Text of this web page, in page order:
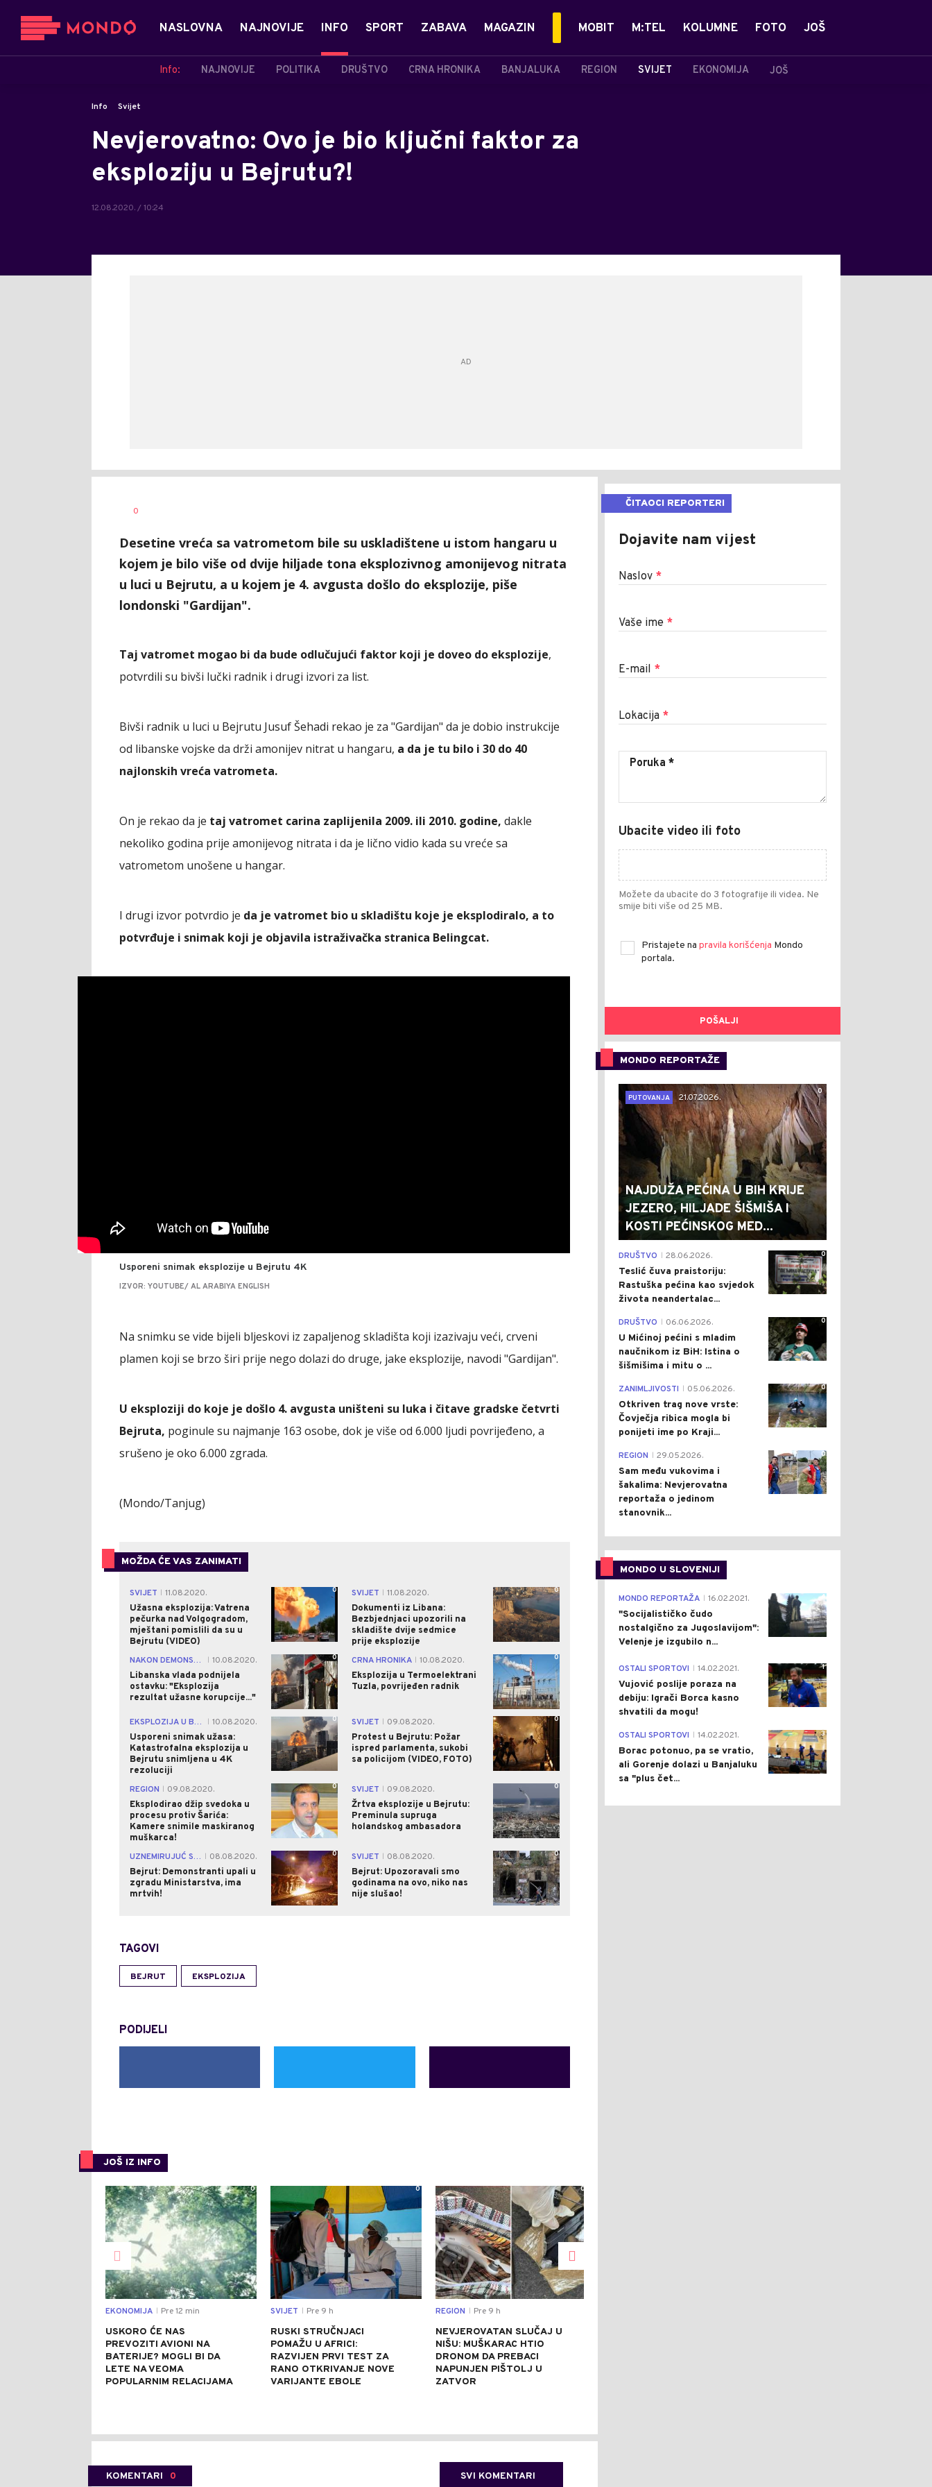
NASLOVNA NAJNOVIJE INFO
Info: NAJNOVIJE POLITIKA DRUŠTVO CRNA HRONIKA BANJALUKA REGION SVIJET EKONOMIJA JOŠ
SPORT ZABAVA MAGAZIN MOBIT M:TEL KOLUMNE FOTO JOŠ
Info Svijet
Nevjerovatno: Ovo je bio ključni faktor za
eksploziju u Bejrutu?!
12.08.2020. / 10:24
AUTOR
0
Desetine vreća sa vatrometom bile su uskladištene u istom hangaru u
kojem je bilo više od dvije hiljade tona eksplozivnog amonijevog nitrata
u luci u Bejrutu, a u kojem je 4. avgusta došlo do eksplozije, piše
londonski "Gardijan".
Taj vatromet mogao bi da bude odlučujući faktor koji je doveo do eksplozije,
potvrdili su bivši lučki radnik i drugi izvori za list.
Bivši radnik u luci u Bejrutu Jusuf Šehadi rekao je za "Gardijan" da je dobio instrukcije
od libanske vojske da drži amonijev nitrat u hangaru, a da je tu bilo i 30 do 40
najlonskih vreća vatrometa.
On je rekao da je taj vatromet carina zaplijenila 2009. ili 2010. godine, dakle
nekoliko godina prije amonijevog nitrata i da je lično vidio kada su vreće sa
vatrometom unošene u hangar.
I drugi izvor potvrdio je da je vatromet bio u skladištu koje je eksplodiralo, a to
potvrđuje i snimak koji je objavila istraživačka stranica Belingcat.
Usporeni snimak eksplozije u Bejrutu 4K
IZVOR: YOUTUBE/ AL ARABIYA ENGLISH
Na snimku se vide bijeli bljeskovi iz zapaljenog skladišta koji izazivaju veći, crveni
plamen koji se brzo širi prije nego dolazi do druge, jake eksplozije, navodi "Gardijan".
U eksploziji do koje je došlo 4. avgusta uništeni su luka i čitave gradske četvrti
Bejruta, poginule su najmanje 163 osobe, dok je više od 6.000 ljudi povrijeđeno, a
srušeno je oko 6.000 zgrada.
(Mondo/Tanjug)
MOŽDA ĆE VAS ZANIMATI
SVIJET
11.08.2020.
Užasna eksplozija: Vatrena
pečurka nad Volgogradom,
mještani pomislili da su u
Bejrutu (VIDEO)
0 SVIJET
11.08.2020.
Dokumenti iz Libana:
Bezbjednjaci upozorili na
skladište dvije sedmice
prije eksplozije
0
NAKON DEMONSTRACIJA
10.08.2020.
Libanska vlada podnijela
ostavku: "Eksplozija
rezultat užasne korupcije..."
0 CRNA HRONIKA
10.08.2020.
Eksplozija u Termoelektrani
Tuzla, povrijeđen radnik
0
EKSPLOZIJA U BEJRUTU
10.08.2020.
Usporeni snimak užasa:
Katastrofalna eksplozija u
Bejrutu snimljena u 4K
rezoluciji
0 SVIJET
09.08.2020.
Protest u Bejrutu: Požar
ispred parlamenta, sukobi
sa policijom (VIDEO, FOTO)
0
REGION
09.08.2020.
Eksplodirao džip svedoka u
procesu protiv Šarića:
Kamere snimile maskiranog
muškarca!
0 SVIJET
09.08.2020.
Žrtva eksplozije u Bejrutu:
Preminula supruga
holandskog ambasadora
0
UZNEMIRUJUĆ SADRŽAJ!
08.08.2020.
Bejrut: Demonstranti upali u
zgradu Ministarstva, ima
mrtvih!
0 SVIJET
08.08.2020.
Bejrut: Upozoravali smo
godinama na ovo, niko nas
nije slušao!
0
TAGOVI
BEJRUT EKSPLOZIJA
PODIJELI
JOŠ IZ INFO
0
EKONOMIJA Pre 12 min
USKORO ĆE NAS
PREVOZITI AVIONI NA
BATERIJE? MOGLI BI DA
LETE NA VEOMA
POPULARNIM RELACIJAMA
0
SVIJET Pre 9 h
RUSKI STRUČNJACI
POMAŽU U AFRICI:
RAZVIJEN PRVI TEST ZA
RANO OTKRIVANJE NOVE
VARIJANTE EBOLE
0
REGION Pre 9 h
NEVJEROVATAN SLUČAJ U
NIŠU: MUŠKARAC HTIO
DRONOM DA PREBACI
NAPUNJEN PIŠTOLJ U
ZATVOR
KOMENTARI 0 SVI KOMENTARI
ČITAOCI REPORTERI
Dojavite nam vijest
Naslov *
Vaše ime *
E-mail *
Lokacija *
Ubacite video ili foto
Možete da ubacite do 3 fotografije ili videa. Ne
smije biti više od 25 MB.
Pristajete na pravila korišćenja Mondo
portala.
POŠALJI
MONDO REPORTAŽE
0
PUTOVANJA
21.07.2026.
NAJDUŽA PEĆINA U BIH KRIJE
JEZERO, HILJADE ŠIŠMIŠA I
KOSTI PEĆINSKOG MED...
0
DRUŠTVO 28.06.2026.
Teslić čuva praistoriju:
Rastuška pećina kao svjedok
života neandertalac...
0
DRUŠTVO 06.06.2026.
U Mićinoj pećini s mladim
naučnikom iz BiH: Istina o
šišmišima i mitu o ...
0
ZANIMLJIVOSTI 05.06.2026.
Otkriven trag nove vrste:
Čovječja ribica mogla bi
ponijeti ime po Kraji...
0
REGION 29.05.2026.
Sam među vukovima i
šakalima: Nevjerovatna
reportaža o jedinom
stanovnik...
MONDO U SLOVENIJI
4
MONDO REPORTAŽA 16.02.2021.
"Socijalističko čudo
nostalgično za Jugoslavijom":
Velenje je izgubilo n...
1
OSTALI SPORTOVI 14.02.2021.
Vujović poslije poraza na
debiju: Igrači Borca kasno
shvatili da mogu!
3
OSTALI SPORTOVI 14.02.2021.
Borac potonuo, pa se vratio,
ali Gorenje dolazi u Banjaluku
sa "plus čet...